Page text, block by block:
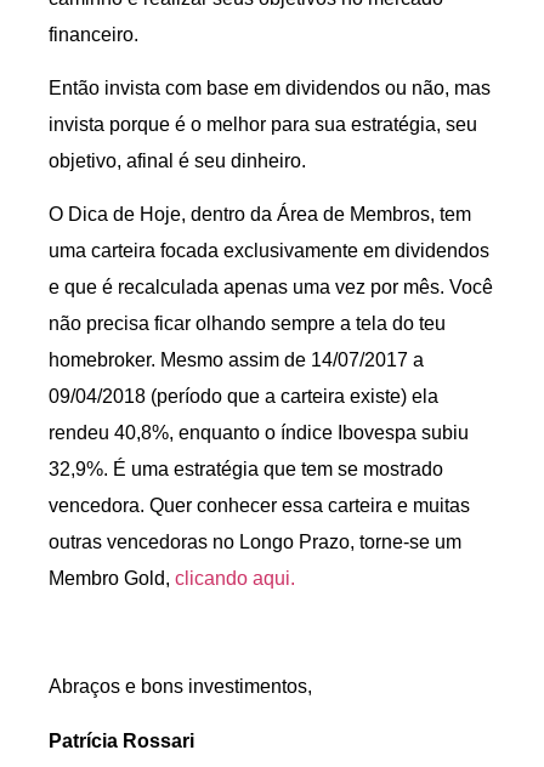
financeiro.
Então invista com base em dividendos ou não, mas
invista porque é o melhor para sua estratégia, seu
objetivo, afinal é seu dinheiro.
O Dica de Hoje, dentro da Área de Membros, tem
uma carteira focada exclusivamente em dividendos
e que é recalculada apenas uma vez por mês. Você
não precisa ficar olhando sempre a tela do teu
homebroker. Mesmo assim de 14/07/2017 a
09/04/2018 (período que a carteira existe) ela
rendeu 40,8%, enquanto o índice Ibovespa subiu
32,9%. É uma estratégia que tem se mostrado
vencedora. Quer conhecer essa carteira e muitas
outras vencedoras no Longo Prazo, torne-se um
Membro Gold, clicando aqui.
Abraços e bons investimentos,
Patrícia Rossari